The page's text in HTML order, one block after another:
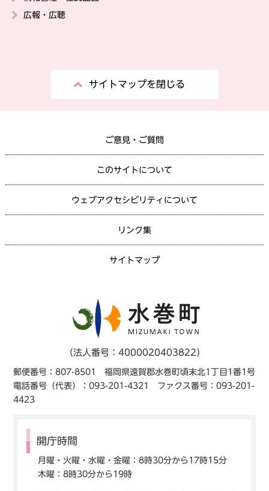
広報・広聴
サイトマップを閉じる
ご意見・ご質問
このサイトについて
ウェブアクセシビリティについて
リンク集
サイトマップ
（法人番号：4000020403822）
郵便番号：807-8501 福岡県遠賀郡水巻町頃末北1丁目1番1号
電話番号（代表）：093-201-4321 ファクス番号：093-201-
4423
開庁時間
月曜・火曜・水曜・金曜：8時30分から17時15分
木曜：8時30分から19時